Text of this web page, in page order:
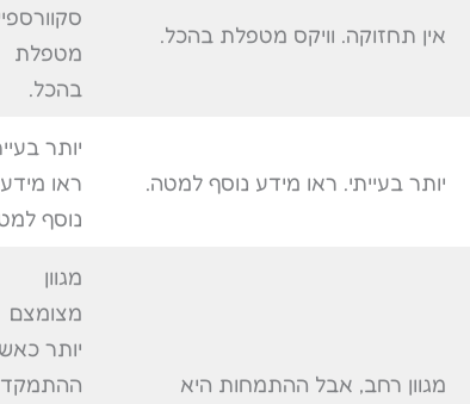
אין תחזוקה. וויקס מטפלת בהכל.
מטפלת
בהכל.
יותר בעייתי. ראו מידע נוסף למטה.
יותר
ראו מידע
נוסף
מגוון רחב, אבל ההתמחות היא
מגוון
מצומצם
יותר